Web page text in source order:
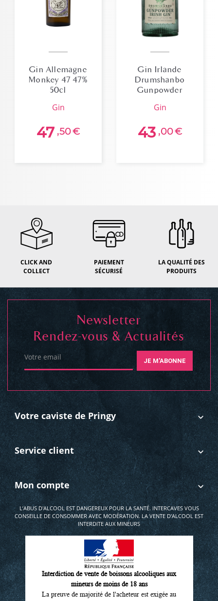
Gin Allemagne
Monkey 47 47%
50cl
gin
47 ,50€
Gin Irlande
Drumshanbo
Gunpowder
43%
gin
43 ,00€
CLICK AND
COLLECT
PAIEMENT
SÉCURISÉ
LA QUALITÉ DES
PRODUITS
Votre caviste de Pringy
Service client
Mon compte
Newsletter
Rendez-vous & Actualités
Votre email JE M'ABONNE
L’ABUS D'ALCOOL EST DANGEREUX POUR LA SANTÉ. INTERCAVES VOUS
CONSEILLE DE CONSOMMER AVEC MODÉRATION. LA VENTE D'ALCOOL EST
INTERDITE AUX MINEURS
Interdiction de vente de boissons alcooliques aux
mineurs de moins de 18 ans
La preuve de majorité de l'acheteur est exigée au